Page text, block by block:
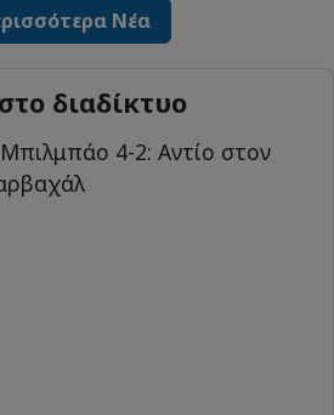
Νέα
διαδίκτυο